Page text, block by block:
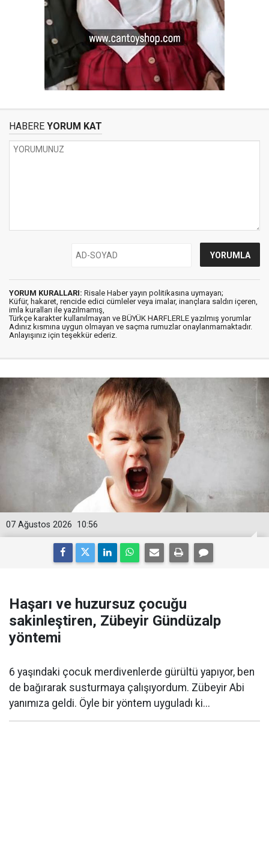
HABERE YORUM KAT
YORUM KURALLARI: Risale Haber yayın politikasına uymayan;
Küfür, hakaret, rencide edici cümleler veya imalar, inançlara saldırı içeren,
imla kuralları ile yazılmamış,
Türkçe karakter kullanılmayan ve BÜYÜK HARFLERLE yazılmış yorumlar
Adınız kısmına uygun olmayan ve saçma rumuzlar onaylanmamaktadır.
Anlayışınız için teşekkür ederiz.
10:56
07 Ağustos 2026
Haşarı ve huzursuz çocuğu
sakinleştiren, Zübeyir Gündüzalp
yöntemi
6 yaşındaki çocuk merdivenlerde gürültü yapıyor, ben
de bağırarak susturmaya çalışıyordum. Zübeyir Abi
yanımıza geldi. Öyle bir yöntem uyguladı ki...